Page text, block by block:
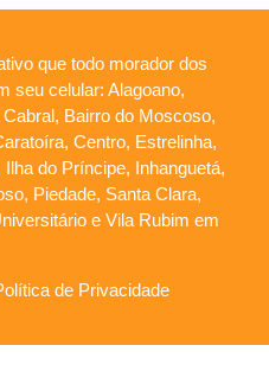
que todo morador dos
seu celular: Alagoano,
Bairro do Moscoso,
Centro, Estrelinha,
do Príncipe, Inhanguetá,
Piedade, Santa Clara,
e Vila Rubim em
de Privacidade